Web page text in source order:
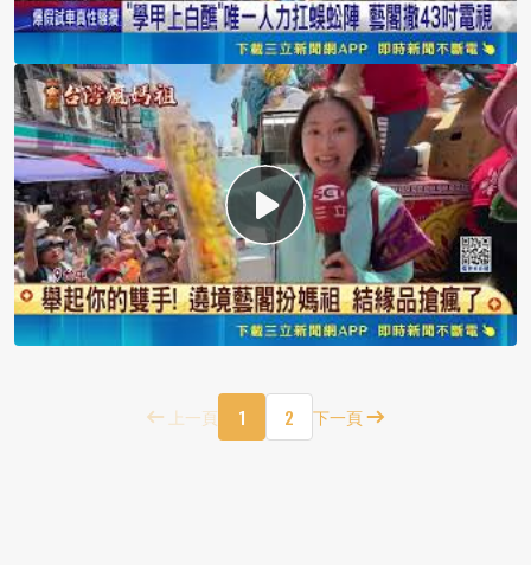
上一頁 1 2 下一頁